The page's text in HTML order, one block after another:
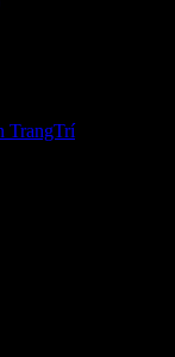
TrangTrí